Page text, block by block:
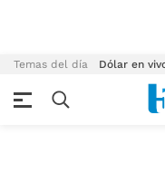
Temas del día Dólar en